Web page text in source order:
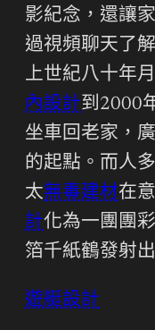
影紀念，還讓家
過視頻聊天了
上世紀八十年
內設計到2000
坐車回老家，
的起點。而人
太無毒建材在
計化為一團團
箔千紙鶴發射
遊艇設計